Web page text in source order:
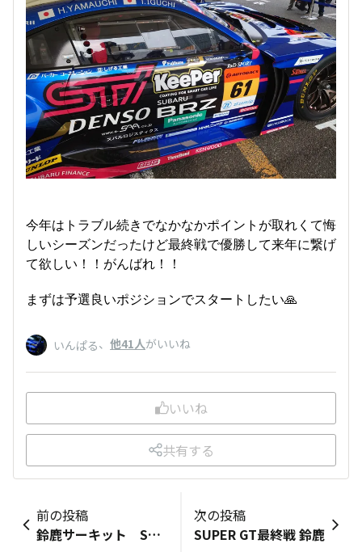
今年はトラブル続きでなかなかポイントが取れくて悔
しいシーズンだったけど最終戦で優勝して来年に繋げ
て欲しい！！がんばれ！！
まずは予選良いポジションでスタートしたい🙏
いんぱる、 他41人がいいね
いいね
共有する
前の投稿
鈴鹿サーキット SUPER GT
次の投稿
SUPER GT最終戦 鈴鹿